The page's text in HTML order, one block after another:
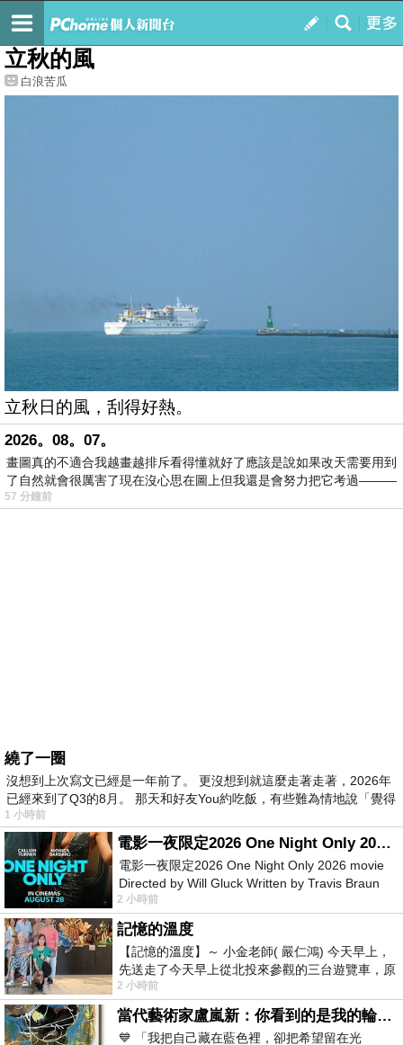
我的
最新文章
立秋的風
白浪苦瓜
立秋日的風，刮得好熱。
2026。08。07。
畫圖真的不適合我越畫越排斥看得懂就好了應該是說如果改天需要用到
了自然就會很厲害了現在沒心思在圖上但我還是會努力把它考過———
57 分鐘前
繞了一圈
沒想到上次寫文已經是一年前了。 更沒想到就這麼走著走著，2026年
已經來到了Q3的8月。 那天和好友You約吃飯，有些難為情地說「覺得
1 小時前
電影一夜限定2026 One Night Only 2026 movie
電影一夜限定2026 One Night Only 2026 movie
Directed by Will Gluck Written by Travis Braun
Starring Monica Barbaro
2 小時前
記憶的溫度
【記憶的溫度】～ 小金老師( 嚴仁鴻) 今天早上，
先送走了今天早上從北投來參觀的三台遊覽車，原
以為展場已經差不多要安靜下來，卻發
2 小時前
當代藝術家盧嵐新：你看到的是我的輪廓，還是你的故事？——藏在藍色裡的希望與光
💙 「我把自己藏在藍色裡，卻把希望留在光